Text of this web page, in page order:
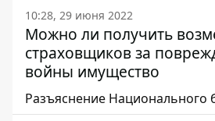
10:28, 29 июня 2022
Можно ли получить
страховщиков за
войны имущество
Разъяснение Национального